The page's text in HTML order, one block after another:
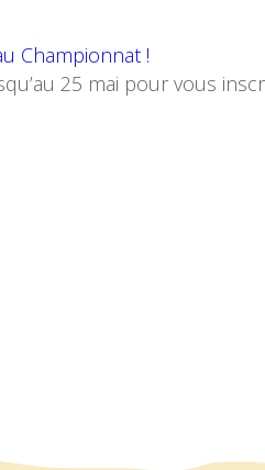
Championnat !
25 mai pour vous